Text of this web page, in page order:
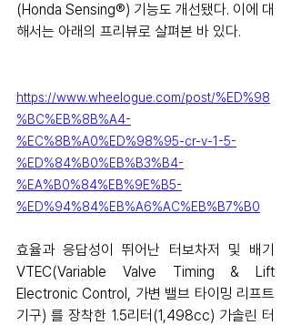
(Honda Sensing®) 기능도 개선됐다. 이에 대
해서는 아래의 프리뷰로 살펴본 바 있다.
https://www.wheelogue.com/post/%ED%98
%BC%EB%8B%A4-
%EC%8B%A0%ED%98%95-cr-v-1-5-
%ED%84%B0%EB%B3%B4-
%EA%B0%84%EB%9E%B5-
%ED%94%84%EB%A6%AC%EB%B7%B0
효율과 응답성이 뛰어난 터보차저 및 배기
VTEC(Variable Valve Timing & Lift
Electronic Control, 가변 밸브 타이밍 리프트
기구) 를 장착한 1.5리터(1,498cc) 가솔린 터